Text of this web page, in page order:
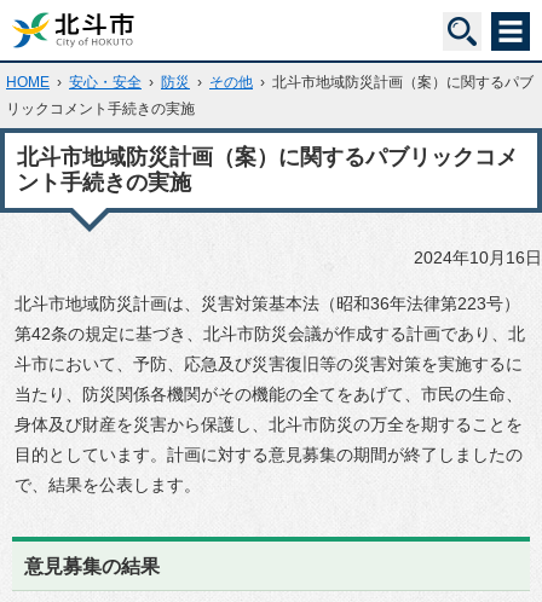
HOME › 安心・安全 › 防災 › その他 › 北斗市地域防災計画（案）に関するパブ
リックコメント手続きの実施
北斗市地域防災計画（案）に関するパブリックコメ
ント手続きの実施
2024年10月16日
北斗市地域防災計画は、災害対策基本法（昭和36年法律第223号）
第42条の規定に基づき、北斗市防災会議が作成する計画であり、北
斗市において、予防、応急及び災害復旧等の災害対策を実施するに
当たり、防災関係各機関がその機能の全てをあげて、市民の生命、
身体及び財産を災害から保護し、北斗市防災の万全を期することを
目的としています。計画に対する意見募集の期間が終了しましたの
で、結果を公表します。
意見募集の結果